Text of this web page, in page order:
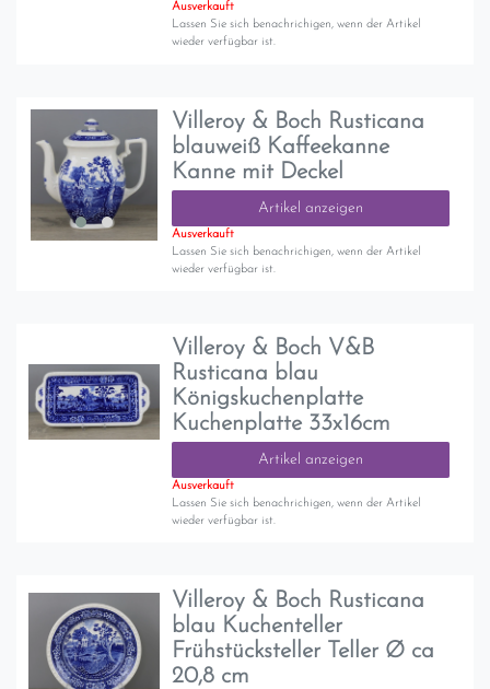
Ausverkauft
Lassen Sie sich benachrichigen, wenn der Artikel
wieder verfügbar ist.
Villeroy & Boch Rusticana
blauweiß Kaffeekanne
Kanne mit Deckel
Artikel anzeigen
Ausverkauft
Lassen Sie sich benachrichigen, wenn der Artikel
wieder verfügbar ist.
Villeroy & Boch V&B
Rusticana blau
Königskuchenplatte
Kuchenplatte 33x16cm
Artikel anzeigen
Ausverkauft
Lassen Sie sich benachrichigen, wenn der Artikel
wieder verfügbar ist.
Villeroy & Boch Rusticana
blau Kuchenteller
Frühstücksteller Teller Ø ca
20,8 cm